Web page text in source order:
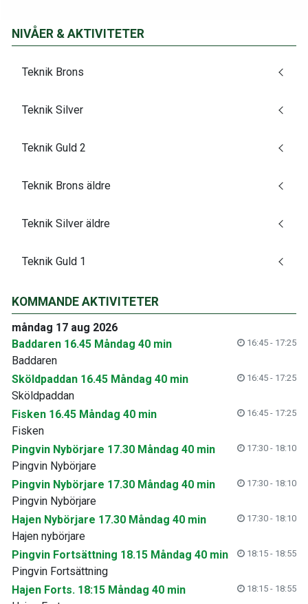
NIVÅER & AKTIVITETER
Teknik Brons
Teknik Silver
Teknik Guld 2
Teknik Brons äldre
Teknik Silver äldre
Teknik Guld 1
KOMMANDE AKTIVITETER
måndag 17 aug 2026
Baddaren 16.45 Måndag 40 min
16:45 - 17:25
Baddaren
Sköldpaddan 16.45 Måndag 40 min
16:45 - 17:25
Sköldpaddan
Fisken 16.45 Måndag 40 min
16:45 - 17:25
Fisken
Pingvin Nybörjare 17.30 Måndag 40 min
17:30 - 18:10
Pingvin Nybörjare
Pingvin Nybörjare 17.30 Måndag 40 min
17:30 - 18:10
Pingvin Nybörjare
Hajen Nybörjare 17.30 Måndag 40 min
17:30 - 18:10
Hajen nybörjare
Pingvin Fortsättning 18.15 Måndag 40 min
18:15 - 18:55
Pingvin Fortsättning
Hajen Forts. 18:15 Måndag 40 min
18:15 - 18:55